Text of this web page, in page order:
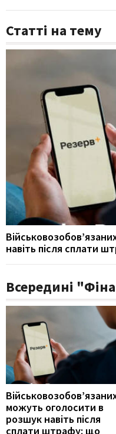
Статті на тему
навіть після сплати
Всередині
можуть оголосити в
розшук навіть після
сплати штрафу: що